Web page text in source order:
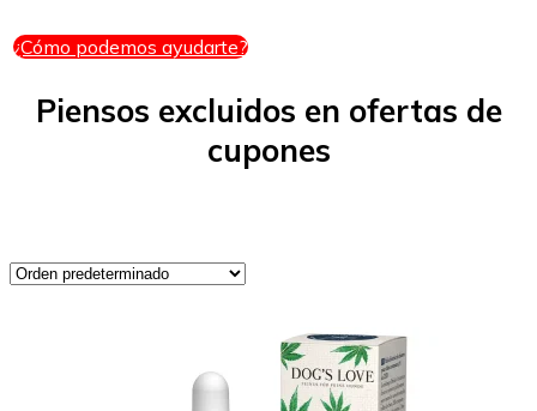
¿Cómo podemos ayudarte?
Piensos excluidos en ofertas de
cupones